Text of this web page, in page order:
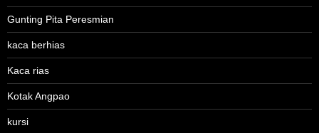
Gunting Pita Peresmian
kaca berhias
Kaca rias
Kotak Angpao
kursi